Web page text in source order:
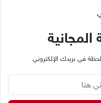
المجانية
في بريدك الإلكتروني